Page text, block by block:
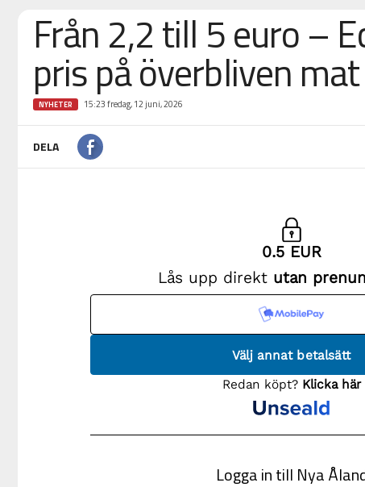
Från 2,2 till 5 euro –
pris på överbliven mat
NYHETER 15:23 fredag, 12 juni, 2026
DELA